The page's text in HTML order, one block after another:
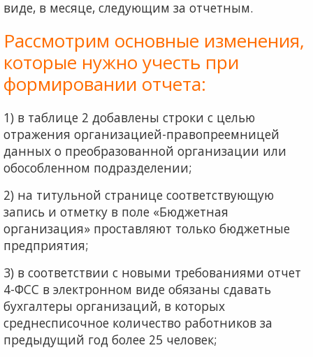
виде, в месяце, следующим за отчетным.
Рассмотрим основные изменения,
которые нужно учесть при
формировании отчета:
1) в таблице 2 добавлены строки с целью
отражения организацией-правопреемницей
данных о преобразован­ной организации или
обособленном подразделении;
2) на титульной странице соответствующую
запись и отметку в поле «Бюджетная
организация» проставляют только бюджетные
предприятия;
3) в соответствии с новыми требованиями отчет
4-ФСС в электронном виде обязаны сдавать
бухгалтеры органи­заций, в которых
среднесписочное количество работников за
предыдущий год более 25 человек;